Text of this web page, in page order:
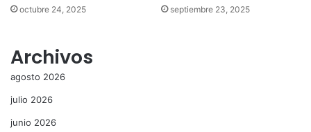
octubre 24, 2025 septiembre 23, 2025
Archivos
agosto 2026
julio 2026
junio 2026